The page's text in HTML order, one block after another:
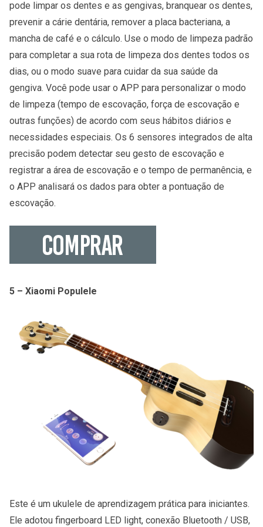
pode limpar os dentes e as gengivas, branquear os dentes,
prevenir a cárie dentária, remover a placa bacteriana, a
mancha de café e o cálculo. Use o modo de limpeza padrão
para completar a sua rota de limpeza dos dentes todos os
dias, ou o modo suave para cuidar da sua saúde da
gengiva. Você pode usar o APP para personalizar o modo
de limpeza (tempo de escovação, força de escovação e
outras funções) de acordo com seus hábitos diários e
necessidades especiais. Os 6 sensores integrados de alta
precisão podem detectar seu gesto de escovação e
registrar a área de escovação e o tempo de permanência, e
o APP analisará os dados para obter a pontuação de
escovação.
5 – Xiaomi Populele
Este é um ukulele de aprendizagem prática para iniciantes.
Ele adotou fingerboard LED light, conexão Bluetooth / USB,